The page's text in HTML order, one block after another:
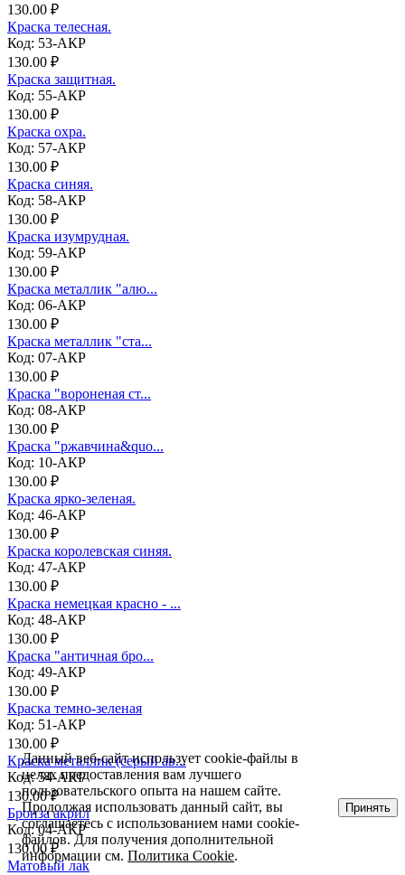
130.00 ₽
Краска телесная.
Код: 53-АКР
130.00 ₽
Краска защитная.
Код: 55-АКР
130.00 ₽
Краска охра.
Код: 57-АКР
130.00 ₽
Краска синяя.
Код: 58-АКР
130.00 ₽
Краска изумрудная.
Код: 59-АКР
130.00 ₽
Краска металлик "алю...
Код: 06-АКР
130.00 ₽
Краска металлик "ста...
Код: 07-АКР
130.00 ₽
Краска "вороненая ст...
Код: 08-АКР
130.00 ₽
Краска "ржавчина&quo...
Код: 10-АКР
130.00 ₽
Краска ярко-зеленая.
Код: 46-АКР
130.00 ₽
Краска королевская синяя.
Код: 47-АКР
130.00 ₽
Краска немецкая красно - ...
Код: 48-АКР
130.00 ₽
Краска "античная бро...
Код: 49-АКР
130.00 ₽
Краска темно-зеленая
Код: 51-АКР
130.00 ₽
Краска металлик (серый ав...
Код: 54-АКР
130.00 ₽
Бронза акрил
Код: 04-АКР
130.00 ₽
Матовый лак
Данный веб-сайт использует cookie-файлы в
целях предоставления вам лучшего
пользовательского опыта на нашем сайте.
Продолжая использовать данный сайт, вы
соглашаетесь с использованием нами cookie-
файлов. Для получения дополнительной
информации см.Политика Cookie.
Принять